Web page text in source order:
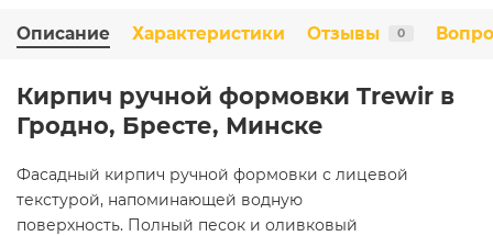
Описание Характеристики Отзывы 0
Кирпич ручной формовки Trewir в
Гродно, Бресте, Минске
Фасадный кирпич ручной формовки с лицевой
текстурой, напоминающей водную
поверхность. Полный песок и оливковый